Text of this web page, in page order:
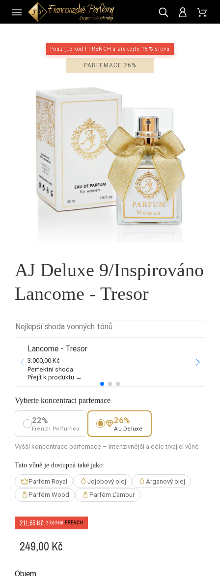
PARFEMACE 26%
Použijte kód FFRENCH a získejte 15 % slevu
AJ Deluxe 9/Inspirováno
Lancome - Tresor
Nejlepší shoda vonných tónů
Lancome - Tresor
3.000,00 Kč
Perfektní shoda
Přejít k produktu →
Vyberte koncentraci parfemace
22%
French Perfumes
26%
AJ Deluxe
Vyšší koncentrace parfemace – intenzivnější a déle trvající vůně
Tato vůně je dostupná také jako:
Parfém Royal Jojobový olej
Arganový olej
Parfém Wood
Parfém L'amour
211,65 Kč z kodem FRENCH
249,00 Kč
Objem
CZ